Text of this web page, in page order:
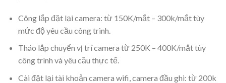
Công lắp đặt lại camera: từ 150K/mắt – 300k/mắt tùy
mức độ yêu cầu công trình.
Tháo lắp chuyển vị trí camera từ 250K – 400K/mắt tùy
công trình và yêu cầu thực tế.
Cài đặt lại tài khoản camera wifi, camera đầu ghi: từ 200k